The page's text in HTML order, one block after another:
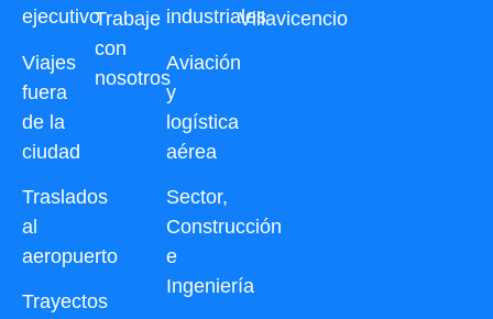
ejecutivo
Viajes
fuera
de la
ciudad
Traslados
al
aeropuerto
Trayectos
industriales
Aviación
y
logística
aérea
Sector,
Construcción
e
Ingeniería
Villavicencio
Trabaje
con
nosotros